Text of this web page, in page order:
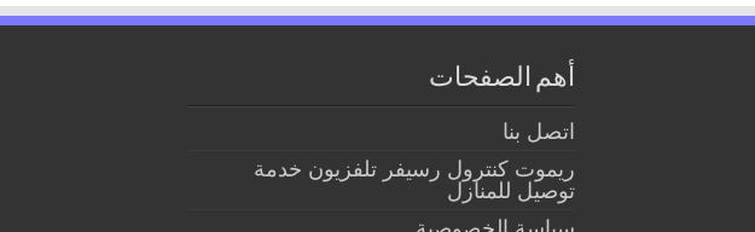
أهم الصفحات
اتصل بنا
ريموت كنترول رسيفر تلفزيون خدمة
توصيل للمنازل